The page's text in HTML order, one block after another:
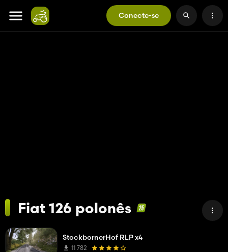
Conecte-se
Fiat 126 polonês
StockbornerHof RLP x4
11 782